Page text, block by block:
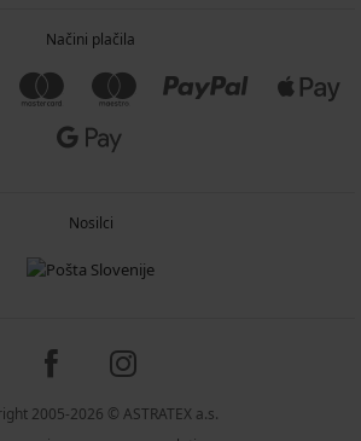
Načini plačila
Nosilci
2005-2026 © ASTRATEX a.s.